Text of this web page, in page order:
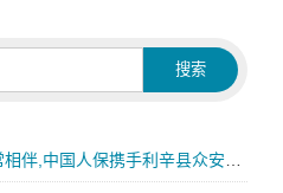
国人保携手利辛县众安汽车购车嘉年华